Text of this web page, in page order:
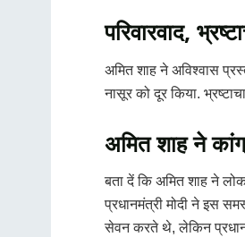
परिवारवाद,
अमित शाह ने अविश्वास
नासूर को दूर किया.
अमित शाह ने
बता दें कि अमित शाह ने
प्रधानमंत्री मोदी ने इस
सेवन करते थे, लेकिन